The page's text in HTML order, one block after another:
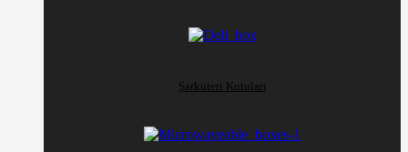
Şarküteri Kutuları